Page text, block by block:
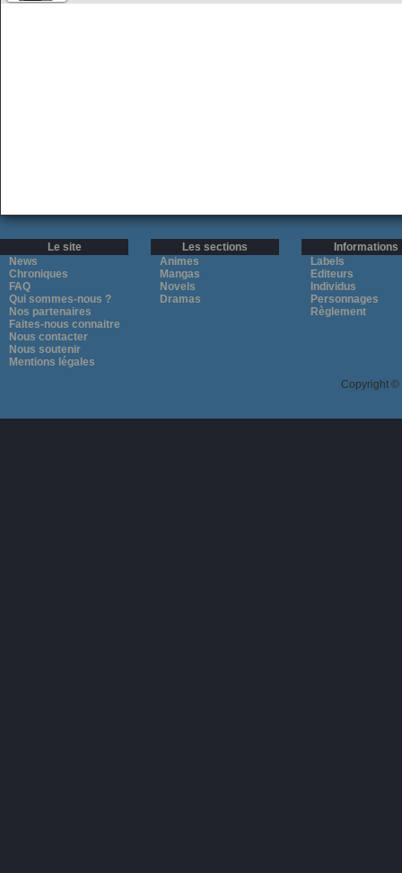
Le site
News
Chroniques
FAQ
Qui sommes-nous ?
Nos partenaires
Faites-nous connaitre
Nous contacter
Nous soutenir
Mentions légales
Les sections
Animes
Mangas
Novels
Dramas
Informations
Labels
Editeurs
Individus
Personnages
Règlement
Copyright ©